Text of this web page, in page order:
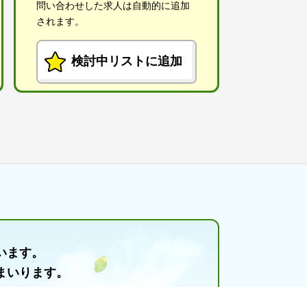
問い合わせした求人は自動的に追加
されます。
検討中リストに追加
す。
ります。